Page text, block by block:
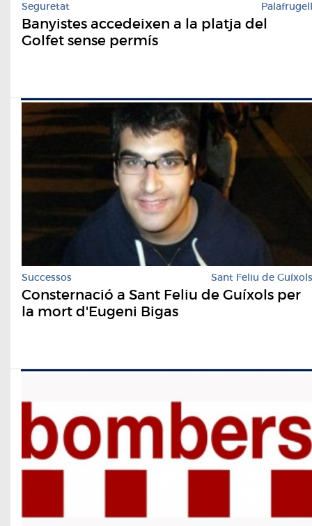
Seguretat Palafrugell
Banyistes accedeixen a la platja del
Golfet sense permís
Successos Sant Feliu de Guíxols
Consternació a Sant Feliu de Guíxols per
la mort d'Eugeni Bigas